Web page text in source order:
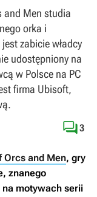
and Men studia
orka i
zabicie władcy
udostępniony na
w Polsce na PC
firma Ubisoft,
3
Orcs and Men, gry
znanego
na motywach serii